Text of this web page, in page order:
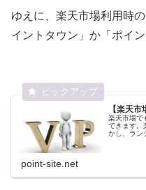
ゆえに、楽天市場利用時
イントタウン」か「ポイ
【楽天
楽天市場で
できます。
かし、ラン
point-site.net